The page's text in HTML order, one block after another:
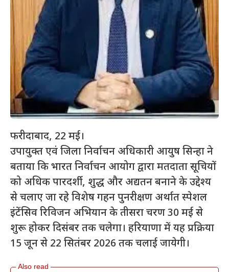
फरीदाबाद, 22 मई।
उपायुक्त एवं जिला निर्वाचन अधिकारी आयुष सिन्हा ने
बताया कि भारत निर्वाचन आयोग द्वारा मतदाता सूचियों
को अधिक पारदर्शी, शुद्ध और अद्यतन बनाने के उद्देश्य
से चलाए जा रहे विशेष गहन पुनरीक्षण अर्थात स्पेशल
इंटेंसिव रिविजन अभियान के तीसरा चरण 30 मई से
शुरू होकर दिसंबर तक चलेगा। हरियाणा में यह प्रक्रिया
15 जून से 22 सितंबर 2026 तक चलाई जायेगी।